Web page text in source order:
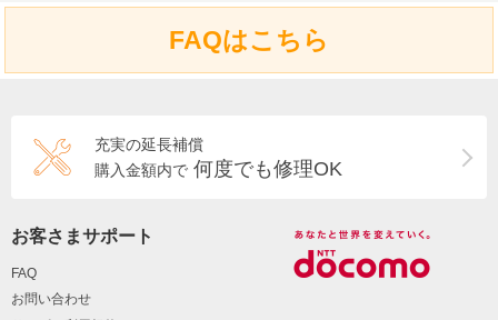
FAQはこちら
充実の延長補償
購入金額内で 何度でも修理OK
お客さまサポート
FAQ
お問い合わせ